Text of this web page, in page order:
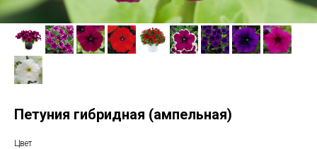
Петуния гибридная (ампельная)
Цвет